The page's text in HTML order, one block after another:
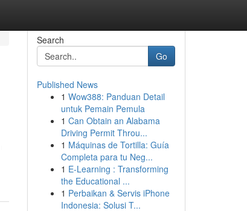
Search
Go
Published News
1 Wow388: Panduan Detail
untuk Pemain Pemula
1 Can Obtain an Alabama
Driving Permit Throu...
1 Máquinas de Tortilla: Guía
Completa para tu Neg...
1 E-Learning : Transforming
the Educational ...
1 Perbaikan & Servis iPhone
Indonesia: Solusi T...